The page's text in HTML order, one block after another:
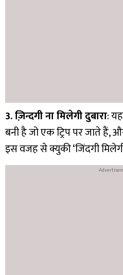
3. ज़िन्दगी ना मिलेगी दुबारा:
बनी है जो एक ट्रिप पर जाते हैं,
इस वजह से क्युकी ‘जिंदगी मिलेगी